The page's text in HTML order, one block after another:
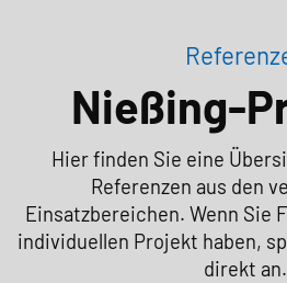
Nießing-
Hier finden Sie eine
Referenzen aus den
Einsatzbereichen. Wenn Sie
individuellen Projekt haben,
direkt an.